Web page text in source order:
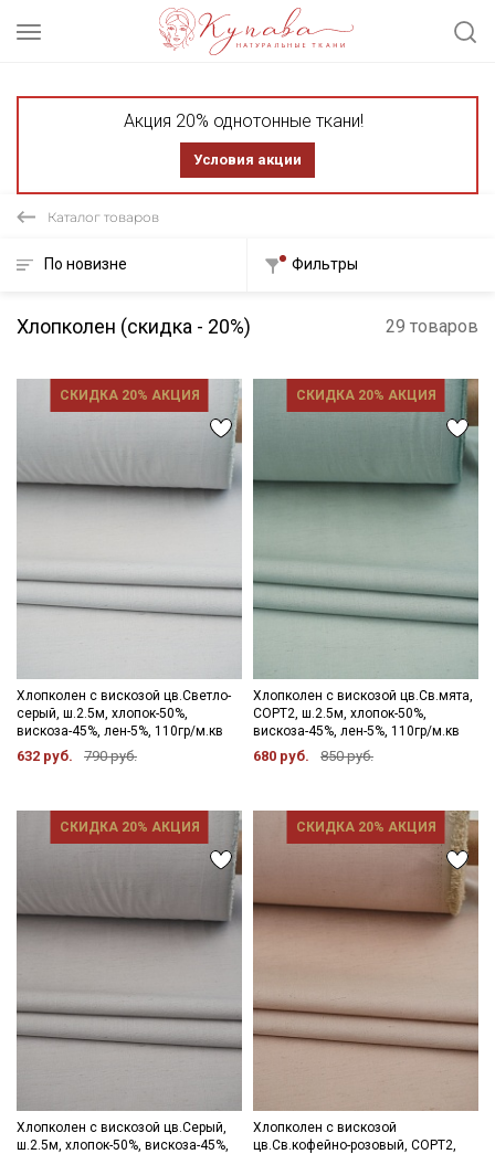
Акция 20% однотонные ткани!
Условия акции
Каталог товаров
По новизне Фильтры
Хлопколен (скидка - 20%) 29 товаров
СКИДКА 20% АКЦИЯ
Хлопколен с вискозой цв.Светло-
серый, ш.2.5м, хлопок-50%,
вискоза-45%, лен-5%, 110гр/м.кв
632 руб. 790 руб.
СКИДКА 20% АКЦИЯ
Хлопколен с вискозой цв.Св.мята,
СОРТ2, ш.2.5м, хлопок-50%,
вискоза-45%, лен-5%, 110гр/м.кв
680 руб. 850 руб.
СКИДКА 20% АКЦИЯ
Хлопколен с вискозой цв.Серый,
ш.2.5м, хлопок-50%, вискоза-45%,
СКИДКА 20% АКЦИЯ
Хлопколен с вискозой
цв.Св.кофейно-розовый, СОРТ2,